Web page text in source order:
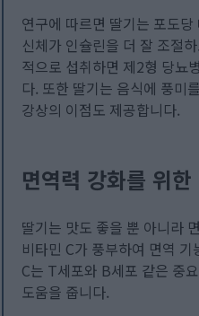
연구에 따르면 딸기는 포도
신체가 인슐린을 더 잘 조절
적으로 섭취하면 제2형 당뇨
다. 또한 딸기는 음식에 풍미
강상의 이점도 제공합니다.
면역력 강화를 위한
딸기는 맛도 좋을 뿐 아니라
비타민 C가 풍부하여 면역
C는 T세포와 B세포 같은 중
도움을 줍니다.